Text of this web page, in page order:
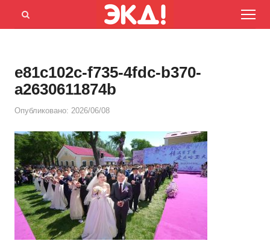
Menu
Открыть
e81c102c-f735-4fdc-b370-
a2630611874b
Опубликовано: 2026/06/08